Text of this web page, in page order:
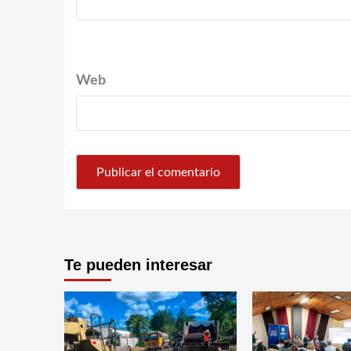
Web
Te pueden interesar